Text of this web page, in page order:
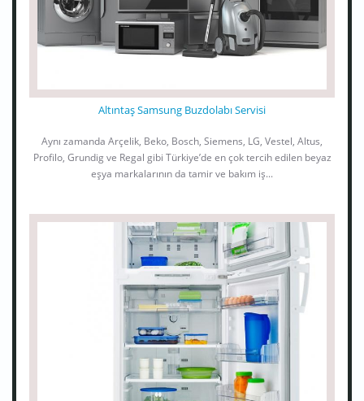
Altıntaş Samsung Buzdolabı Servisi
Aynı zamanda Arçelik, Beko, Bosch, Siemens, LG, Vestel, Altus,
Profilo, Grundig ve Regal gibi Türkiye’de en çok tercih edilen beyaz
eşya markalarının da tamir ve bakım iş...